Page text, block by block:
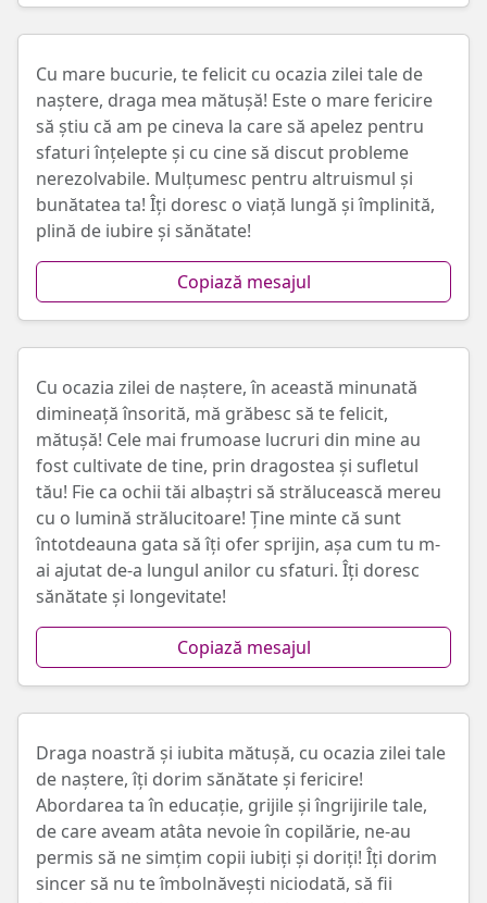
Cu mare bucurie, te felicit cu ocazia zilei tale de
naștere, draga mea mătușă! Este o mare fericire
să știu că am pe cineva la care să apelez pentru
sfaturi înțelepte și cu cine să discut probleme
nerezolvabile. Mulțumesc pentru altruismul și
bunătatea ta! Îți doresc o viață lungă și împlinită,
plină de iubire și sănătate!
Copiază mesajul
Cu ocazia zilei de naștere, în această minunată
dimineață însorită, mă grăbesc să te felicit,
mătușă! Cele mai frumoase lucruri din mine au
fost cultivate de tine, prin dragostea și sufletul
tău! Fie ca ochii tăi albaștri să strălucească mereu
cu o lumină strălucitoare! Ține minte că sunt
întotdeauna gata să îți ofer sprijin, așa cum tu m-
ai ajutat de-a lungul anilor cu sfaturi. Îți doresc
sănătate și longevitate!
Copiază mesajul
Draga noastră și iubita mătușă, cu ocazia zilei tale
de naștere, îți dorim sănătate și fericire!
Abordarea ta în educație, grijile și îngrijirile tale,
de care aveam atâta nevoie în copilărie, ne-au
permis să ne simțim copii iubiți și doriți! Îți dorim
sincer să nu te îmbolnăvești niciodată, să fii